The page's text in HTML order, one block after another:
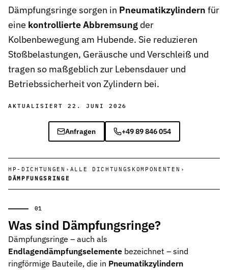
Recyclinganlagen & Umwelttechnik
Widerstandsfähige Dichtungen für Sortier-, Förder- und
Wasser- und Abwassertechnik
Korrosions- und chemikalienbeständige Dichtungen für Pumpen
Automotive
Wehrtechnik & Rüstung
Zuverlässige Dichtungen für sicherheitskritische Systeme
Universelle Dichtungslösung für vielfältige Anwendungen
Rotationsdichtungen
Dichtungslösungen für rotierende Wellen und Rotoren
Dämpfungsringe sorgen in Pneumatikzylindern für
eine kontrollierte Abbremsung der
Kolbenbewegung am Hubende. Sie reduzieren
Stoßbelastungen, Geräusche und Verschleiß und
tragen so maßgeblich zur Lebensdauer und
Betriebssicherheit von Zylindern bei.
AKTUALISIERT 22. JUNI 2026
Anfragen +49 89 846 054
HP-DICHTUNGEN › ALLE DICHTUNGSKOMPONENTEN ›
DÄMPFUNGSRINGE
Was sind Dämpfungsringe?
Dämpfungsringe – auch als
Endlagendämpfungselemente bezeichnet – sind
ringförmige Bauteile, die in Pneumatikzylindern